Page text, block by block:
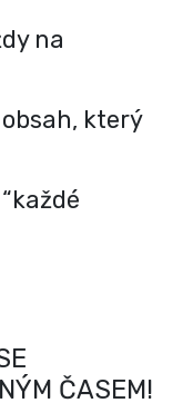
na
který
ČASEM!